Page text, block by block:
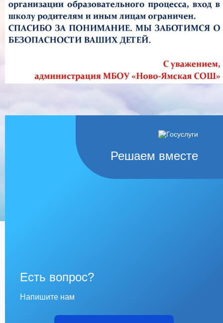
Решаем вместе
Есть вопрос?
Напишите нам